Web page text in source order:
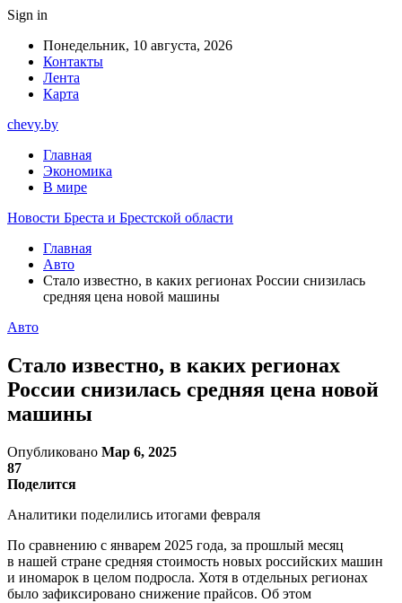
Sign in
Понедельник, 10 августа, 2026
Контакты
Лента
Карта
chevy.by
Главная
Экономика
В мире
Новости Бреста и Брестской области
Главная
Авто
Стало известно, в каких регионах России снизилась
средняя цена новой машины
Авто
Стало известно, в каких регионах
России снизилась средняя цена новой
машины
Опубликовано Мар 6, 2025
87
Поделится
Аналитики поделились итогами февраля
По сравнению с январем 2025 года, за прошлый месяц
в нашей стране средняя стоимость новых российских машин
и иномарок в целом подросла. Хотя в отдельных регионах
было зафиксировано снижение прайсов. Об этом